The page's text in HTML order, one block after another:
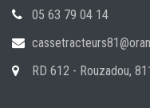
05 63 79 04 14
RD 612 - Rouzadou,